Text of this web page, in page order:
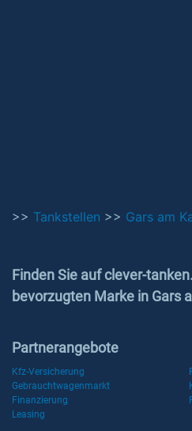
>> Tankstellen >> Gars am
Finden Sie auf clever-
bevorzugten Marke in Gars
Partnerangebote
Kfz-Versicherung
Gebrauchtwagenmarkt
Finanzierung
Leasing